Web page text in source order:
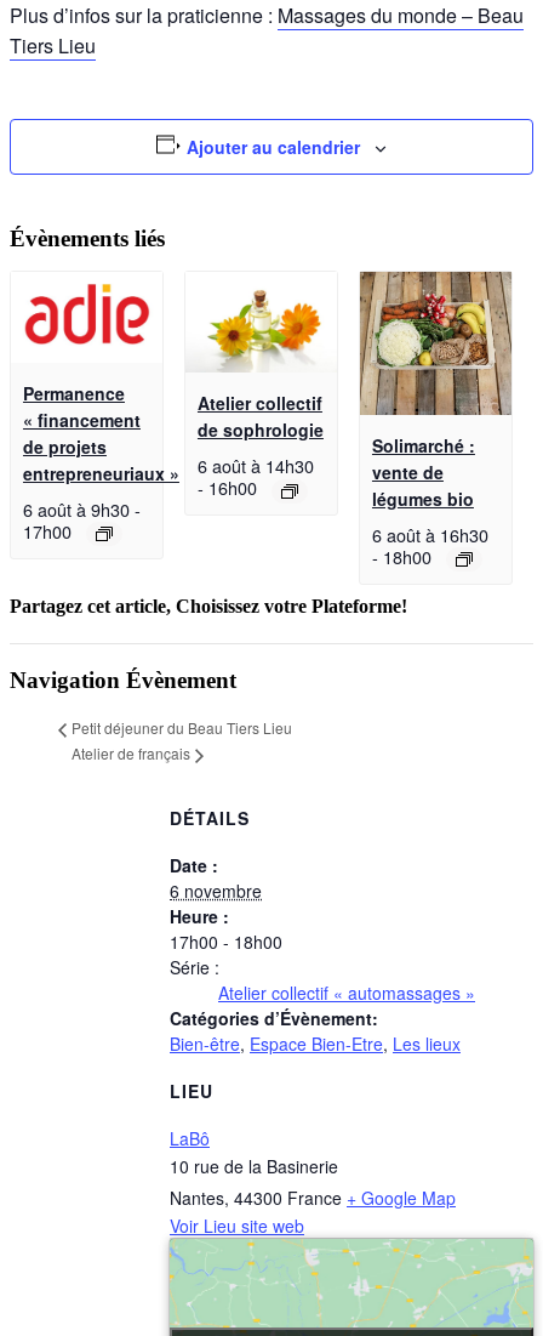
Plus d’infos sur la praticienne : Massages du monde – Beau
Tiers Lieu
Ajouter au calendrier
Évènements liés
Permanence
« financement
de projets
entrepreneuriaux »
6 août à 9h30-
17h00
Atelier collectif
de sophrologie
6 août à 14h30
- 16h00
Solimarché :
vente de
légumes bio
6 août à 16h30
- 18h00
Partagez cet article, Choisissez votre Plateforme!
Navigation Évènement
Petit déjeuner du Beau Tiers Lieu
Atelier de français
DÉTAILS
Date :
6 novembre
Heure :
17h00 - 18h00
Série :
Atelier collectif « automassages »
Catégories d’Évènement:
Bien-être, Espace Bien-Etre, Les lieux
LIEU
LaBô
10 rue de la Basinerie
Nantes, 44300 France + Google Map
Voir Lieu site web